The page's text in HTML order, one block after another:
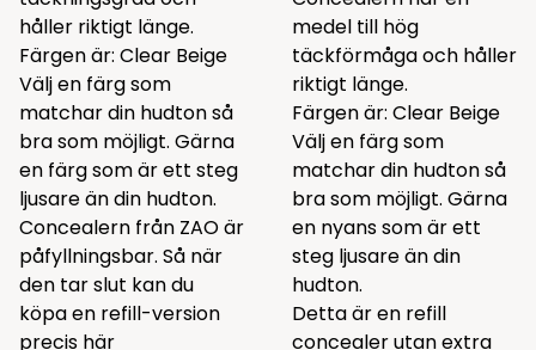
håller riktigt länge.
Färgen är: Clear Beige
Välj en färg som
matchar din hudton så
bra som möjligt. Gärna
en färg som är ett steg
ljusare än din hudton.
Concealern från ZAO är
påfyllningsbar. Så när
den tar slut kan du
köpa en refill-version
precis här
medel till hög
täckförmåga och håller
riktigt länge.
Färgen är: Clear Beige
Välj en färg som
matchar din hudton så
bra som möjligt. Gärna
en nyans som är ett
steg ljusare än din
hudton.
Detta är en refill
concealer utan extra